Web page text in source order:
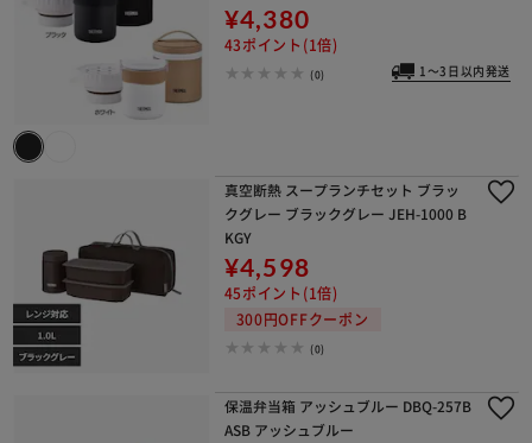
¥4,380
43ポイント(1倍)
(0) 1～3日以内発送
真空断熱 スープランチセット ブラッ
クグレー ブラックグレー JEH-1000 B
KGY
¥4,598
45ポイント(1倍)
300円OFFクーポン
(0)
保温弁当箱 アッシュブルー DBQ-257B
ASB アッシュブルー